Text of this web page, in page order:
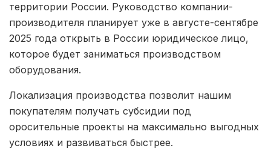
территории России. Руководство компании-
производителя планирует уже в августе-сентябре
2025 года открыть в России юридическое лицо,
которое будет заниматься производством
оборудования.
Локализация производства позволит нашим
покупателям получать субсидии под
оросительные проекты на максимально выгодных
условиях и развиваться быстрее.